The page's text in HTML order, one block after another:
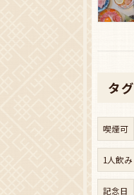
タグ
喫煙可
1人飲み
記念日